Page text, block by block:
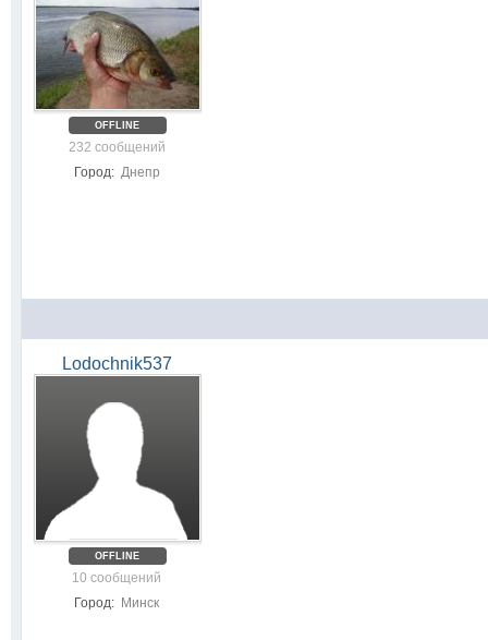
OFFLINE
232 сообщений
Город: Днепр
Lodochnik537
OFFLINE
10 сообщений
Город: Минск